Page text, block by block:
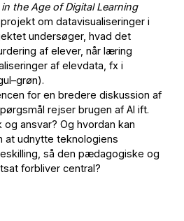
the Age of Digital Learning
om datavisualiseringer i
undersøger, hvad det
af elever, når læring
af elevdata, fx i
for en bredere diskussion af
rejser brugen af AI ift.
ansvar? Og hvordan kan
at udnytte teknologiens
så den pædagogiske og
forbliver central?